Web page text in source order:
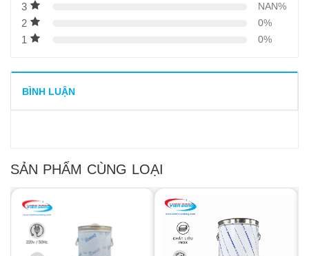
3 NAN%
2 0%
1 0%
BÌNH LUẬN
SẢN PHẨM CÙNG LOẠI